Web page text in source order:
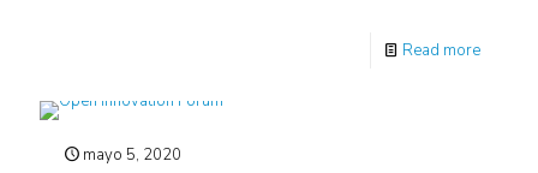
Read more
mayo 5, 2020